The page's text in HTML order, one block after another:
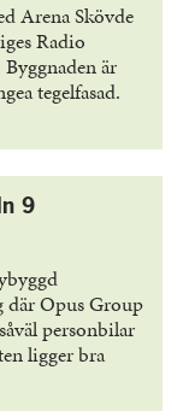
Arena Skövde
Radio
är
tegelfasad.
9
där Opus Group
personbilar
ligger bra